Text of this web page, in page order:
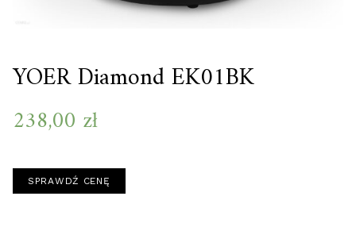
YOER Diamond EK01BK
238,00 zł
SPRAWDŹ CENĘ